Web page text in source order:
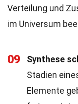
Verteilung und
im Universum
09 Synthese
Stadien
Elemente